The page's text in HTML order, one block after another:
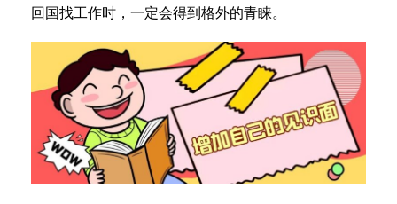
回国找工作时 ， 一定会得到格外的青睐。